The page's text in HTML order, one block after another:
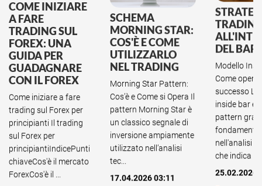
COME INIZIARE
A FARE
TRADING SUL
FOREX: UNA
GUIDA PER
GUADAGNARE
CON IL FOREX
Come iniziare a fare
trading sul Forex per
principianti Il trading
sul Forex per
principiantiIndicePunti
chiaveCos'è il mercato
ForexCos'è il ...
SCHEMA
MORNING STAR:
COS'È E COME
UTILIZZARLO
NEL TRADING
Morning Star Pattern:
Cos’è e Come si Opera Il
pattern Morning Star è
un classico segnale di
inversione ampiamente
utilizzato nell’analisi
tec...
17.04.2026 03:11
DEL BAR
Modello
Come
successo La
inside bar è
pattern
nell'analisi
che indica
25.02.2026